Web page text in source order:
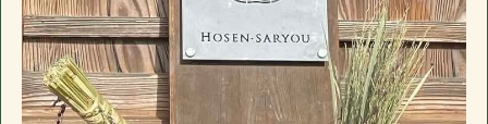
のみお子様入店可能)。ドリンクメニュー、フ
ードメニューに加え日替わり黒板メニューが
ございます。
駐車場
有
おすすめ
長南町千田の「イザカヤ」です。カウンター7
千葉県長生郡長南町千田227
google mapで開く
電話番号
0475-46-2200